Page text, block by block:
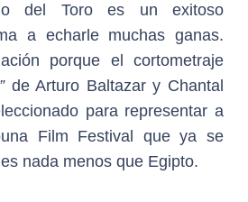
del Toro es un exitoso
a echarle muchas ganas.
porque el cortometraje
de Arturo Baltazar y Chantal
para representar a
Film Festival que ya se
nada menos que Egipto.